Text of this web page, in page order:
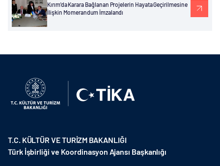
Kırım'da Karara Bağlanan Projelerin Hayata Geçirilmesine
İlişkin Momerandum İmzalandı
T.C. KÜLTÜR VE TURİZM BAKANLIĞI
Türk İşbirliği ve Koordinasyon Ajansı Başkanlığı